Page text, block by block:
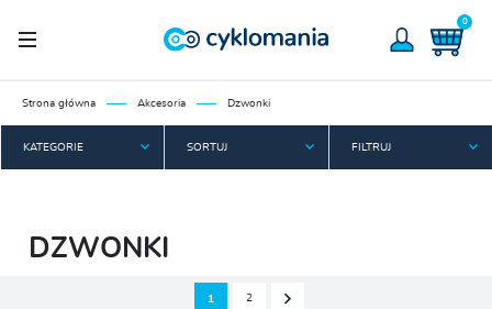
0
Strona główna Akcesoria Dzwonki
KATEGORIE SORTUJ FILTRUJ
DZWONKI
1 2